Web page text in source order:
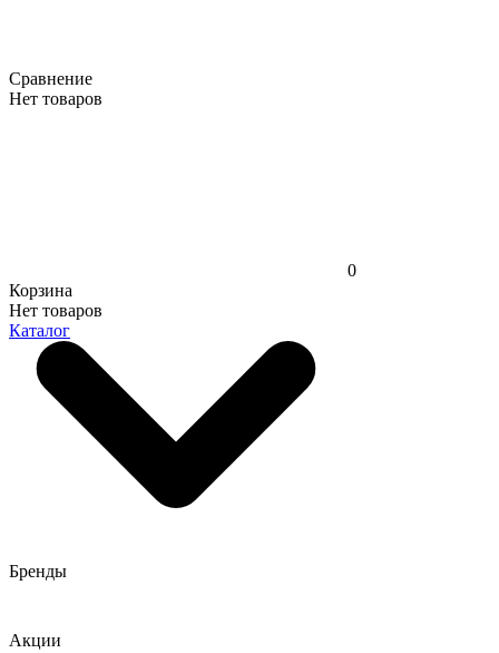
Сравнение
Нет товаров
0
Корзина
Нет товаров
Каталог
Бренды
Акции